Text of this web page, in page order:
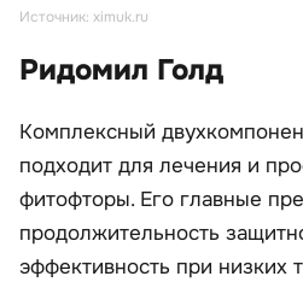
Источник: ximuk.ru
Ридомил Голд
Комплексный
подходит для лечения и
фитофторы. Его главные
продолжительность
эффективность при низких